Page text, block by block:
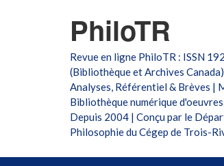
PhiloTR
Revue en ligne PhiloTR : ISSN
(Bibliothèque et Archives
Analyses, Référentiel & Brèves |
Bibliothèque numérique
Depuis 2004 | Conçu par le
Philosophie du Cégep de Trois-